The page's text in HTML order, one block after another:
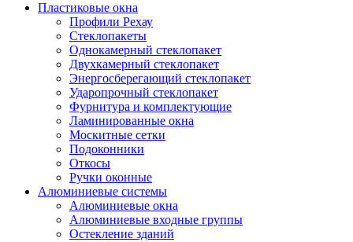
Пластиковые окна
Профили Рехау
Стеклопакеты
Однокамерный стеклопакет
Двухкамерный стеклопакет
Энергосберегающий стеклопакет
Ударопрочный стеклопакет
Фурнитура и комплектующие
Ламинированные окна
Москитные сетки
Подоконники
Откосы
Ручки оконные
Алюминиевые системы
Алюминиевые окна
Алюминиевые входные группы
Остекление зданий